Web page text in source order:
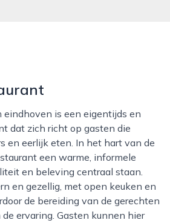
dat zich richt op gasten die
en eerlijk eten. In het hart van de
een warme, informele
en beleving centraal staan.
en gezellig, met open keuken en
de bereiding van de gerechten
ervaring. Gasten kunnen hier